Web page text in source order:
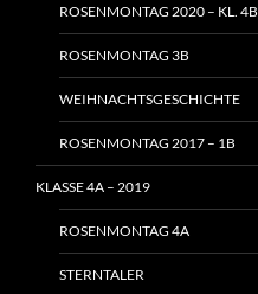
ROSENMONTAG 2020 – KL. 4B
ROSENMONTAG 3B
WEIHNACHTSGESCHICHTE
ROSENMONTAG 2017 – 1B
KLASSE 4A – 2019
ROSENMONTAG 4A
STERNTALER